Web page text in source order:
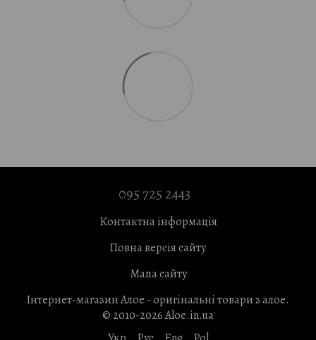
095 725 2443
Контактна інформація
Повна версія сайту
Мапа сайту
Інтернет-магазин Алое - оригінальні товари з алое.
© 2010-2026 Aloe.in.ua